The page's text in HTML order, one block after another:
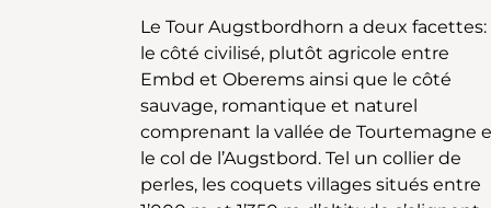
Le Tour Augstbordhorn a deux facettes:
le côté civilisé, plutôt agricole entre
Embd et Oberems ainsi que le côté
sauvage, romantique et naturel
comprenant la vallée de Tourtemagne
le col de l’Augstbord. Tel un collier de
perles, les coquets villages situés entre
novembre et, grâce aux étapes courtes,
ce périple constituera un événement
inoubliable également pour les familles.
Il est toujours possible d’interrompre le
tour et de le poursuivre en
les transports publics. La vallée de
Tourtemagne frappe par sa beauté